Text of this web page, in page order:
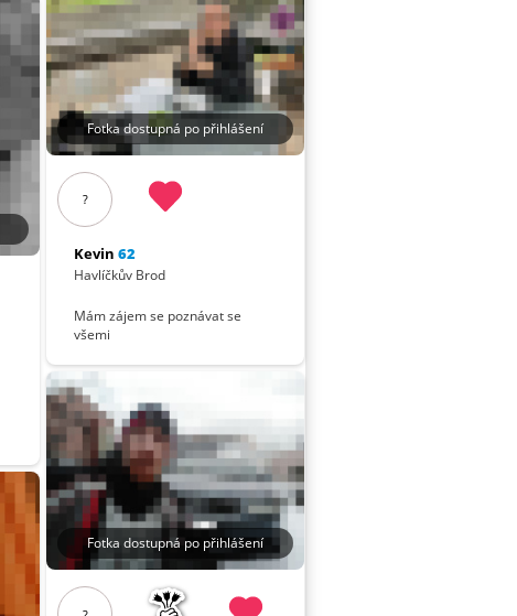
Fotka dostupná po přihlášení
?
Kevin 62
Havlíčkův Brod
Mám zájem se poznávat se
všemi
Fotka dostupná po přihlášení